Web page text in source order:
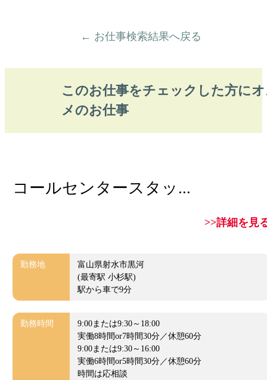
← お仕事検索結果へ戻る
このお仕事をチェックした方に
メのお仕事
コールセンタースタッ...
>>詳細を見
勤務地
富山県射水市黒河
(最寄駅 小杉駅)
駅から車で9分
勤務時間
9:00または9:30～18:00
実働8時間or7時間30分／休憩60分
9:00または9:30～16:00
実働6時間or5時間30分／休憩60分
時間は応相談